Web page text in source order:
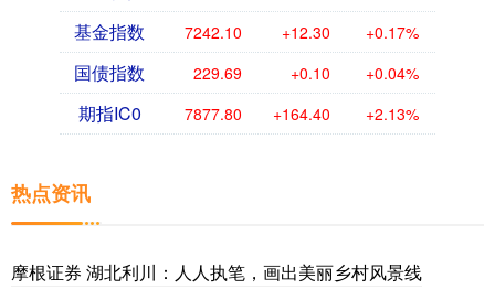
基金指数 7242.10 +12.30 +0.17%
国债指数 229.69 +0.10 +0.04%
期指IC0 7877.80 +164.40 +2.13%
热点资讯
摩根证券 湖北利川：人人执笔，画出美丽乡村风景线